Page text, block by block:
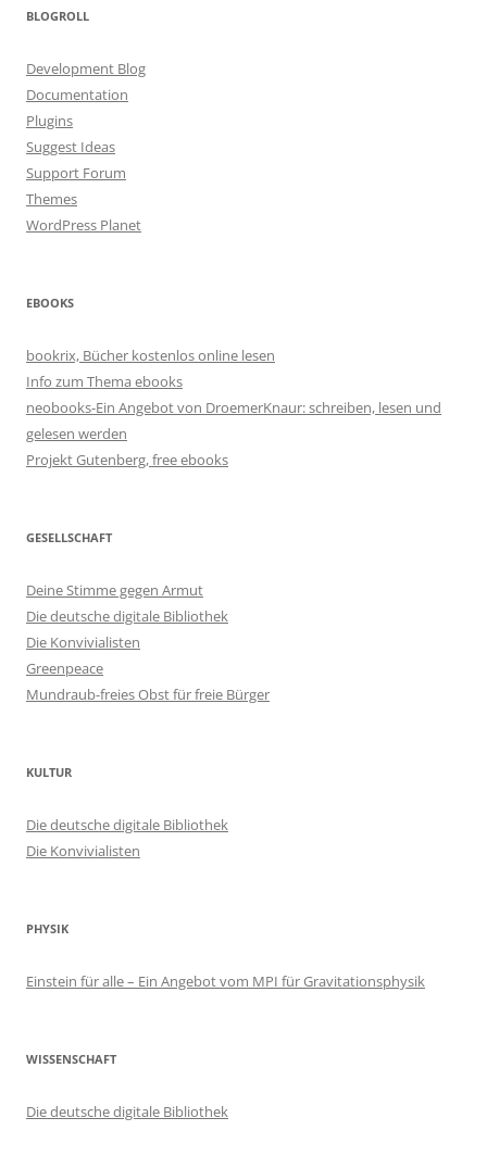
BLOGROLL
Development Blog
Documentation
Plugins
Suggest Ideas
Support Forum
Themes
WordPress Planet
EBOOKS
bookrix, Bücher kostenlos online lesen
Info zum Thema ebooks
neobooks-Ein Angebot von DroemerKnaur: schreiben, lesen und
gelesen werden
Projekt Gutenberg, free ebooks
GESELLSCHAFT
Deine Stimme gegen Armut
Die deutsche digitale Bibliothek
Die Konvivialisten
Greenpeace
Mundraub-freies Obst für freie Bürger
KULTUR
Die deutsche digitale Bibliothek
Die Konvivialisten
PHYSIK
Einstein für alle – Ein Angebot vom MPI für Gravitationsphysik
WISSENSCHAFT
Die deutsche digitale Bibliothek